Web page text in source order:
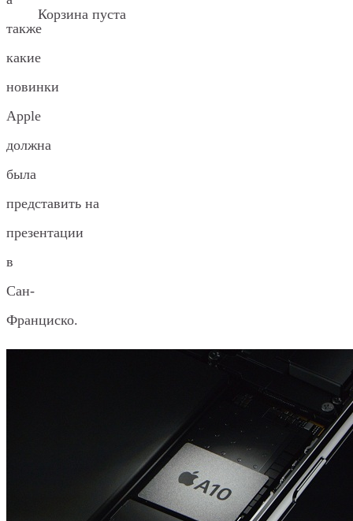
Корзина пуста
также
какие
новинки
Apple
должна
была
представить на
презентации
в
Сан-
Франциско.